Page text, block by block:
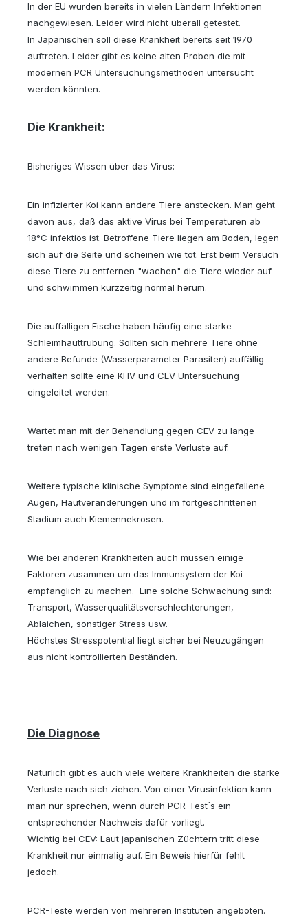
In der EU wurden bereits in vielen Ländern Infektionen
nachgewiesen. Leider wird nicht überall getestet.
In Japanischen soll diese Krankheit bereits seit 1970
auftreten. Leider gibt es keine alten Proben die mit
modernen PCR Untersuchungsmethoden untersucht
werden könnten.
Die Krankheit:
Bisheriges Wissen über das Virus:
Ein infizierter Koi kann andere Tiere anstecken. Man geht
davon aus, daß das aktive Virus bei Temperaturen ab
18°C infektiös ist. Betroffene Tiere liegen am Boden, legen
sich auf die Seite und scheinen wie tot. Erst beim Versuch
diese Tiere zu entfernen "wachen" die Tiere wieder auf
und schwimmen kurzzeitig normal herum.
Die auffälligen Fische haben häufig eine starke
Schleimhauttrübung. Sollten sich mehrere Tiere ohne
andere Befunde (Wasserparameter Parasiten) auffällig
verhalten sollte eine KHV und CEV Untersuchung
eingeleitet werden.
Wartet man mit der Behandlung gegen CEV zu lange
treten nach wenigen Tagen erste Verluste auf.
Weitere typische klinische Symptome sind eingefallene
Augen, Hautveränderungen und im fortgeschrittenen
Stadium auch Kiemennekrosen.
Wie bei anderen Krankheiten auch müssen einige
Faktoren zusammen um das Immunsystem der Koi
empfänglich zu machen. Eine solche Schwächung sind:
Transport, Wasserqualitätsverschlechterungen,
Ablaichen, sonstiger Stress usw.
Höchstes Stresspotential liegt sicher bei Neuzugängen
aus nicht kontrollierten Beständen.
Die Diagnose
Natürlich gibt es auch viele weitere Krankheiten die starke
Verluste nach sich ziehen. Von einer Virusinfektion kann
man nur sprechen, wenn durch PCR-Test´s ein
entsprechender Nachweis dafür vorliegt.
Wichtig bei CEV: Laut japanischen Züchtern tritt diese
Krankheit nur einmalig auf. Ein Beweis hierfür fehlt
jedoch.
PCR-Teste werden von mehreren Instituten angeboten.